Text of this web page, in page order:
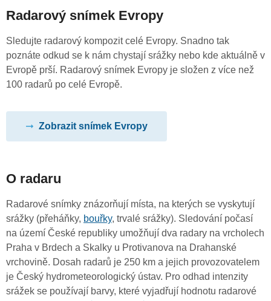
Radarový snímek Evropy
Sledujte radarový kompozit celé Evropy. Snadno tak
poznáte odkud se k nám chystají srážky nebo kde aktuálně v
Evropě prší. Radarový snímek Evropy je složen z více než
100 radarů po celé Evropě.
Zobrazit snímek Evropy
O radaru
Radarové snímky znázorňují místa, na kterých se vyskytují
srážky (přeháňky, bouřky, trvalé srážky). Sledování počasí
na území České republiky umožňují dva radary na vrcholech
Praha v Brdech a Skalky u Protivanova na Drahanské
vrchovině. Dosah radarů je 250 km a jejich provozovatelem
je Český hydrometeorologický ústav. Pro odhad intenzity
srážek se používají barvy, které vyjadřují hodnotu radarové